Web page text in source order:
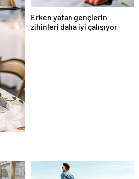
Erken yatan gençlerin
zihinleri daha iyi çalışıyor